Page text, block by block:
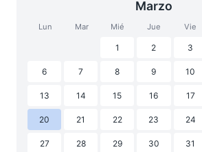
Marzo
Lun Mar Mié Jue Vie
1 2 3
6 7 8 9 10
13 14 15 16 17
20 21 22 23 24
27 28 29 30 31